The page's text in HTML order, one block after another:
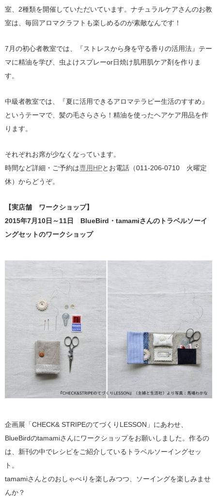
室、2種類を開催していただいています。ナチュラルケアさんのお教
室は、毎回アロマクラフトも楽しめるのが素敵なんです！
7月の初心者教室では、『ストレスから身を守る香りの活用法』テー
マに精油を学び、虫よけスプレーor日焼け肌用肌ケア剤を作りま
す。
中級者教室では、『夏に活用できるアロマテラピー生活のすすめ』
というテーマで、髪の毛さらさら！精油を使ったヘアケア用品を作
ります。
それぞれお席が少なくなっています。
時間など詳細・ご予約は専用HPとお電話（011-206-0710 火曜定
休）からどうぞ。
【実店舗 ワークショップ】
2015年7月10日～11日 BlueBird・tamamiさんのトラベルソーイ
ングセットのワークショップ
企画展「CHECK& STRIPEのてづくりLESSON」にあわせ、
BlueBirdのtamamiさんにワークショップをお願いしました。作るの
は、新刊の中でレシピをご紹介しているトラベルソーイングセッ
ト。
tamamiさんとのおしゃべりを楽しみつつ、ソーイングを楽しみませ
んか？